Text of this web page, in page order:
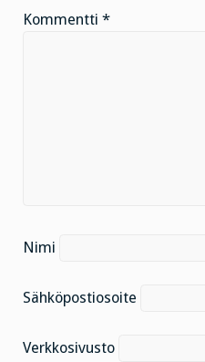
Kommentti *
Nimi
Sähköpostiosoite
Verkkosivusto